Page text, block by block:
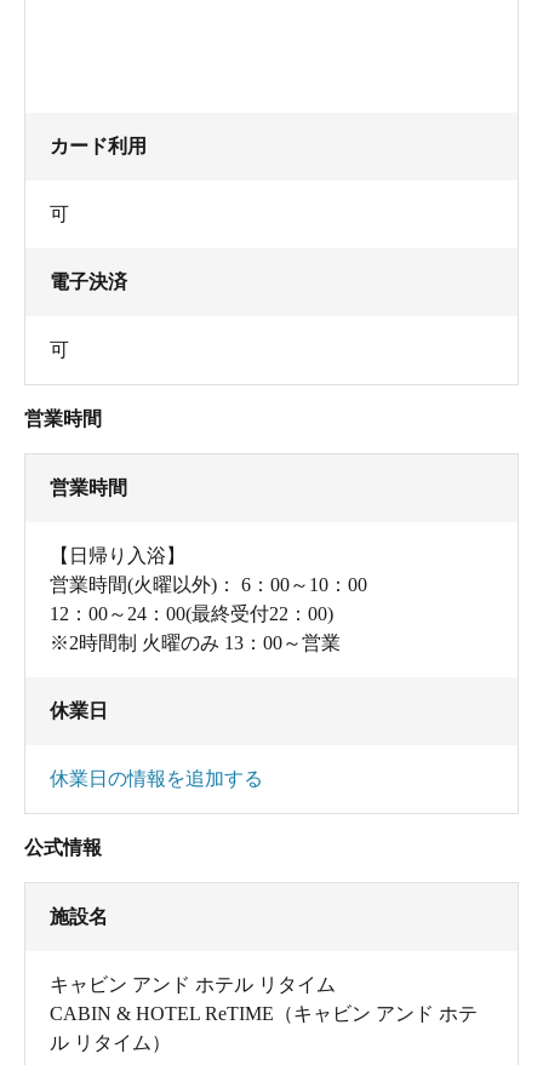
カード利用
可
電子決済
可
営業時間
営業時間
【日帰り入浴】
営業時間(火曜以外)： 6：00～10：00
12：00～24：00(最終受付22：00)
※2時間制 火曜のみ 13：00～営業
休業日
休業日の情報を追加する
公式情報
施設名
キャビン アンド ホテル リタイム
CABIN & HOTEL ReTIME（キャビン アンド ホテ
ル リタイム）